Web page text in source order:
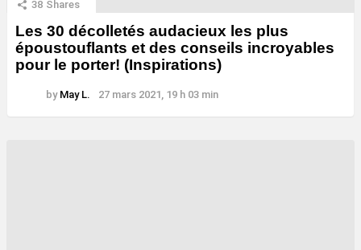
38 Shares
Les 30 décolletés audacieux les plus
époustouflants et des conseils incroyables
pour le porter! (Inspirations)
by May L. 27 mars 2021, 19 h 03 min